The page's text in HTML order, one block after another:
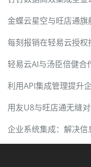
金蝶云星空与旺店通
每刻报销在轻易云授权
轻易云AI与汤臣倍健合
利用API集成管理提升
用友U8与旺店通无缝
企业系统集成：解决